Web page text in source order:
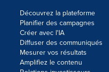
Découvrez la plateforme
Planifier des campagnes
Créer avec l'IA
Diffuser des communiqués
Mesurer vos résultats
Amplifiez le contenu